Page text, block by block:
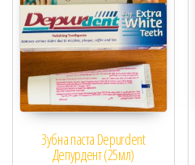
Зубна паста Depurdent
Депурдент (25мл)